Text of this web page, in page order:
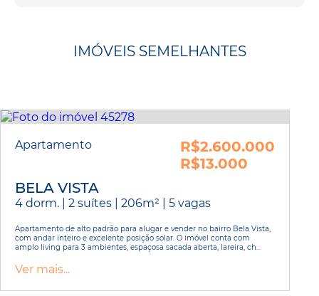
IMÓVEIS SEMELHANTES
Apartamento
R$2.600.000
R$13.000
BELA VISTA
4 dorm. | 2 suítes | 206m² | 5 vagas
Apartamento de alto padrão para alugar e vender no bairro Bela Vista,
com andar inteiro e excelente posição solar. O imóvel conta com
amplo living para 3 ambientes, espaçosa sacada aberta, lareira, ch...
Ver mais...